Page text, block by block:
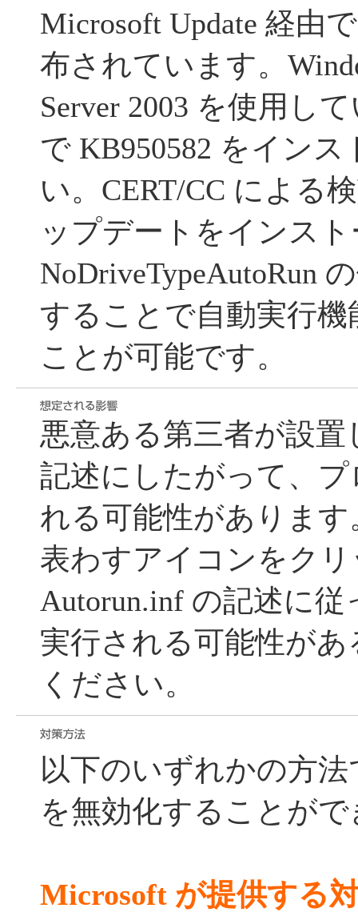
Microsoft Update 経由
布されています。
Server 2003 を使用し
で KB950582 をイン
い。CERT/CC による
ップデートをインス
NoDriveTypeAutoRun
することで自動実行
ことが可能です。
悪意ある第三者が設置
記述にしたがって、
れる可能性がありま
表わすアイコンをク
Autorun.inf の記述に
実行される可能性が
ください。
以下のいずれかの方
を無効化することが
Microsoft が提供する